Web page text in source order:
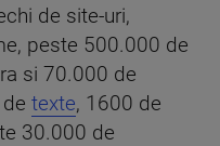
de site-uri,
peste 500.000 de
si 70.000 de
texte, 1600 de
30.000 de